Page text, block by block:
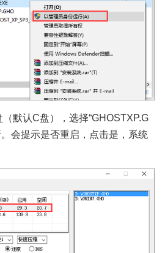
认C盘），选择“GHOSTXP.G
会提示是否重启，点击是，系统